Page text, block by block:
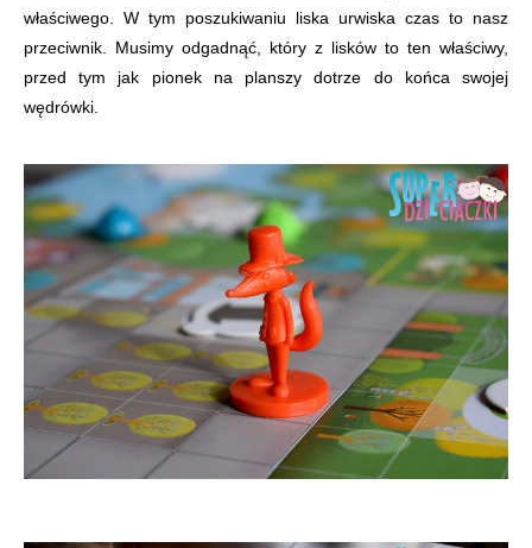
właściwego. W tym poszukiwaniu liska urwiska czas to nasz
przeciwnik. Musimy odgadnąć, który z lisków to ten właściwy,
przed tym jak pionek na planszy dotrze do końca swojej
wędrówki.